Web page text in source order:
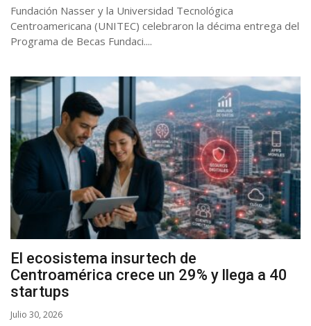
Fundación Nasser y la Universidad Tecnológica
Centroamericana (UNITEC) celebraron la décima entrega del
Programa de Becas Fundaci....
El ecosistema insurtech de
Centroamérica crece un 29% y llega a 40
startups
Julio 30, 2026